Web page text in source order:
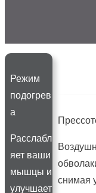
Режим
подогрев
а
Расслабл
яет ваши
мышцы и
улучшает
снимая